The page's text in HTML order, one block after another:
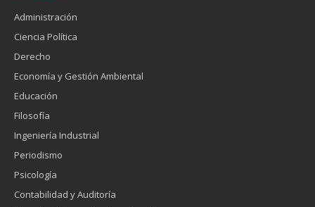
Administración
Ciencia Política
Derecho
Economía y Gestión Ambiental
Educación
Filosofía
Ingeniería Industrial
Periodismo
Psicología
Contabilidad y Auditoría